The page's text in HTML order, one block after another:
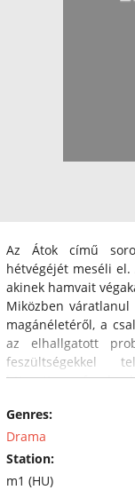
Az Átok című
hétvégéjét meséli
akinek hamvait
Miközben
magánéletéről, a
az elhallgatott
feszültségekkel
https://
Genres:
Drama
Station:
m1 (HU)